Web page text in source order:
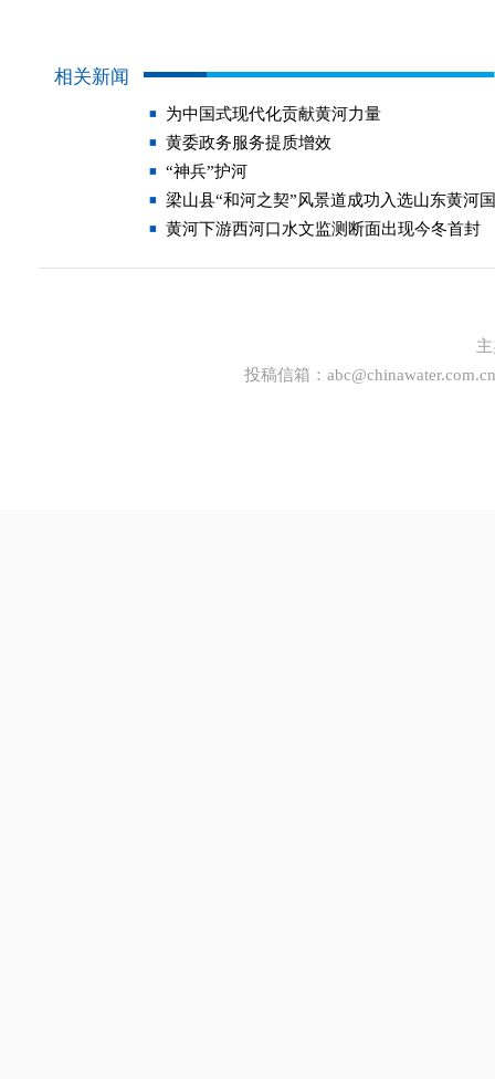
相关新闻
为中国式现代化贡献黄河力量
黄委政务服务提质增效
“神兵”护河
梁山县“和河之契”风景道成功入选山东黄河
黄河下游西河口水文监测断面出现今冬首封
投稿信箱： abc@chinawater.com.cn